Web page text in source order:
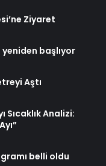
Ziyaret
başlıyor
Aştı
Sıcaklık Analizi:
belli oldu